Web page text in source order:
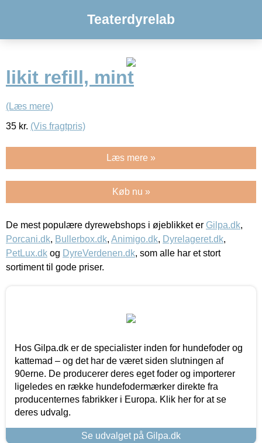
Teaterdyrelab
likit refill, mint
(Læs mere)
35 kr. (Vis fragtpris)
Læs mere »
Køb nu »
De mest populære dyrewebshops i øjeblikket er Gilpa.dk,
Porcani.dk, Bullerbox.dk, Animigo.dk, Dyrelageret.dk,
PetLux.dk og DyreVerdenen.dk, som alle har et stort
sortiment til gode priser.
Hos Gilpa.dk er de specialister inden for hundefoder og
kattemad – og det har de været siden slutningen af
90erne. De producerer deres eget foder og importerer
ligeledes en række hundefodermærker direkte fra
producenternes fabrikker i Europa. Klik her for at se
deres udvalg.
Se udvalget på Gilpa.dk